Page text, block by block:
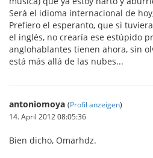
Será el idioma internacional de
Prefiero el esperanto, que si
el inglés, no crearía ese estúpido
anglohablantes tienen ahora, sin
está más allá de las nubes...
antoniomoya (Profil anzeigen)
14. April 2012 08:05:36
Bien dicho, Omarhdz.